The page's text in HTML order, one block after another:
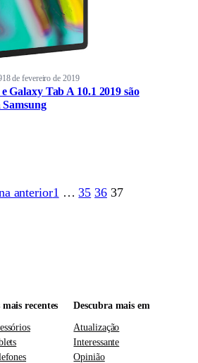
18 de fevereiro de 2019
Galaxy Tab A 10.1 2019 são
anterior1 … 35 36 37
mais recentes Descubra mais em
Atualização
Interessante
Opinião